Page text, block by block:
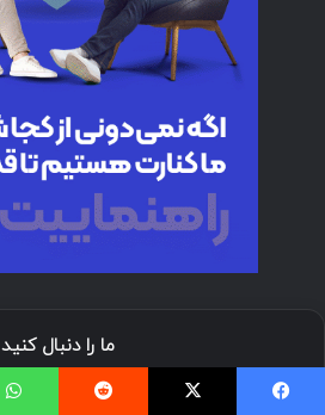
ما را دنبال کنید